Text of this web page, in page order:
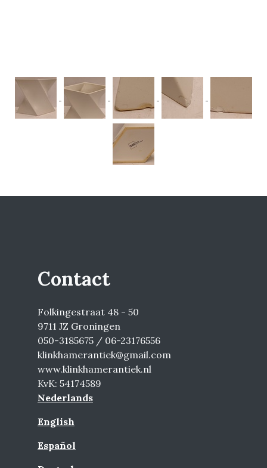
Contact
Folkingestraat 48 - 50
9711 JZ Groningen
050-3185675 / 06-23176556
klinkhamerantiek@gmail.com
www.klinkhamerantiek.nl
KvK: 54174589
Nederlands
English
Español